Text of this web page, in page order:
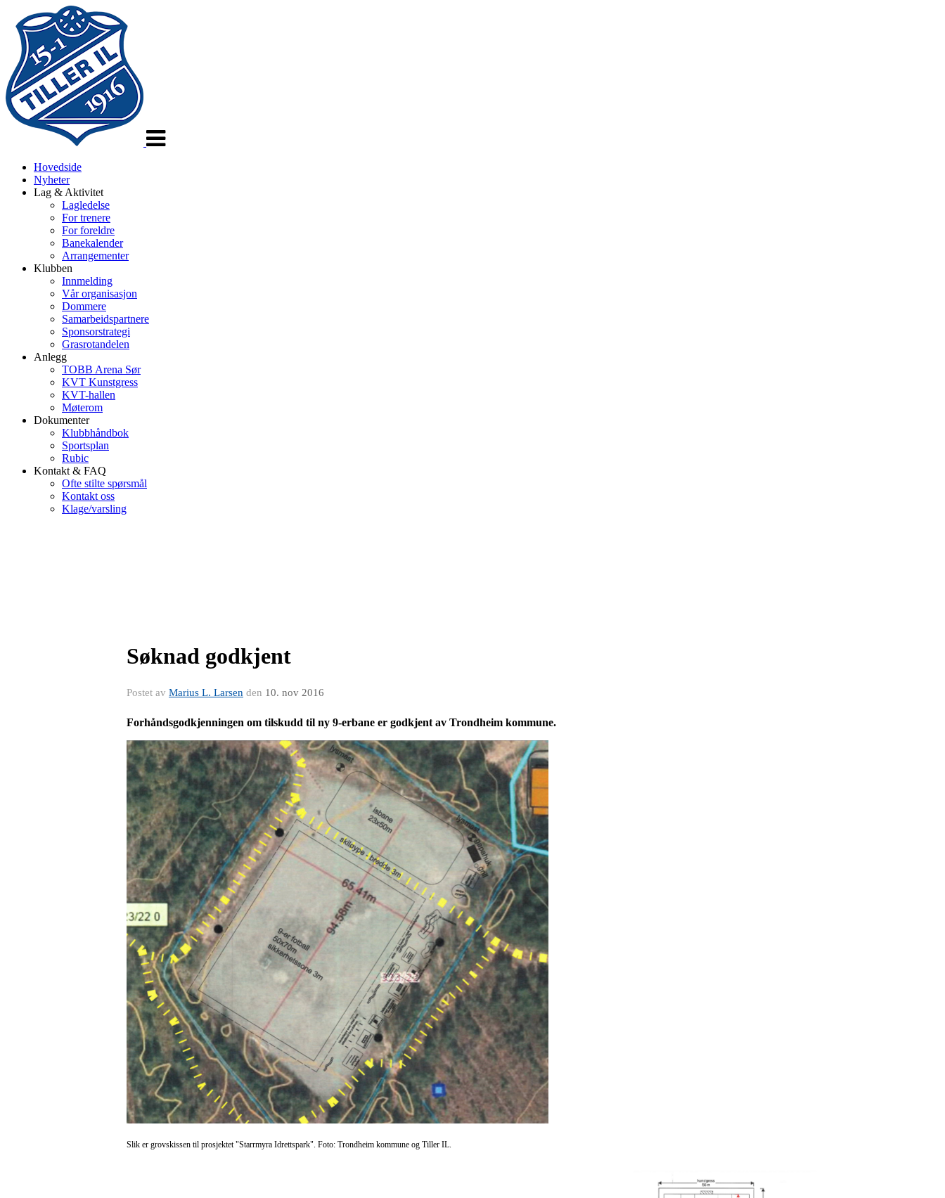
Hovedside
Nyheter
Lag & Aktivitet
Lagledelse
For trenere
For foreldre
Banekalender
Arrangementer
Klubben
Innmelding
Vår organisasjon
Dommere
Samarbeidspartnere
Sponsorstrategi
Grasrotandelen
Anlegg
TOBB Arena Sør
KVT Kunstgress
KVT-hallen
Møterom
Dokumenter
Klubbhåndbok
Sportsplan
Rubic
Kontakt & FAQ
Ofte stilte spørsmål
Kontakt oss
Klage/varsling
Søknad godkjent
Postet av Marius L. Larsen den 10. nov 2016
Forhåndsgodkjenningen om tilskudd til ny 9-erbane er godkjent av Trondheim kommune.
Slik er grovskissen til prosjektet "Starrmyra Idrettspark". Foto: Trondheim kommune og Tiller IL.